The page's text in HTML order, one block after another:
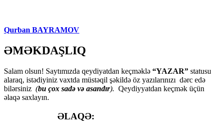
Qurban BAYRAMOV
ƏMƏKDAŞLIQ
Salam olsun! Saytımızda qeydiyatdan keçməklə “YAZAR” statusu
alaraq, istədiyiniz vaxtda müstəqil şəkildə öz yazılarınızı dərc edə
bilərsiniz (bu çox sadə və asandır). Qeydiyyatdan keçmək üçün
əlaqə saxlayın.
ƏLAQƏ: